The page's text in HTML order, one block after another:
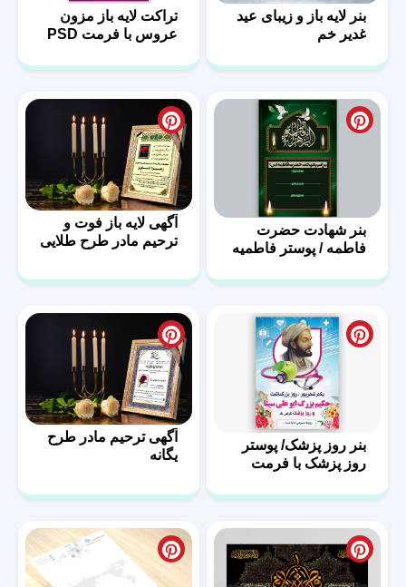
بنر لایه باز و زیبای عید
غدیر خم
تراکت لایه باز مزون
عروس با فرمت PSD
بنر شهادت حضرت
فاطمه / پوستر فاطمیه
آگهی لایه باز فوت و
ترحیم مادر طرح طلایی
بنر روز پزشک/ پوستر
روز پزشک با فرمت
آگهی ترحیم مادر طرح
یگانه